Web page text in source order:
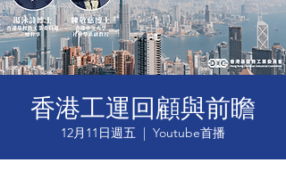
香港工運回顧與前瞻
12月11日週五
  |
Youtube首播